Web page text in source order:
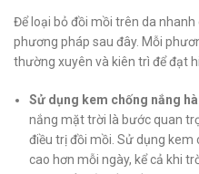
Để loại bỏ đồi mồi trên da
phương pháp sau đây. Mỗi
thường xuyên và kiên trì để đạt
Sử dụng kem chống nắng
nắng mặt trời là bước quan
điều trị đồi mồi. Sử dụng kem
cao hơn mỗi ngày, kể cả khi